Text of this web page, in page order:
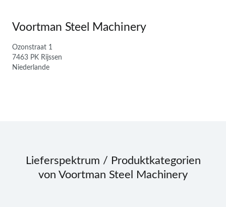
Voortman Steel Machinery
Ozonstraat 1
7463 PK Rijssen
Niederlande
Lieferspektrum / Produktkategorien
von Voortman Steel Machinery